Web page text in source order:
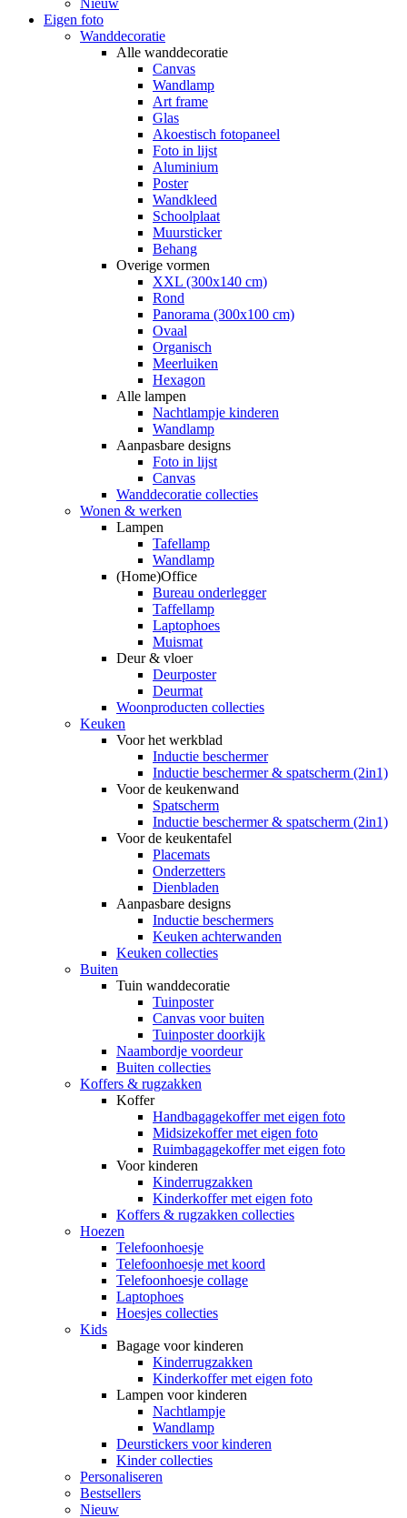
Eigen foto
Wanddecoratie
Alle wanddecoratie
Canvas
Wandlamp
Art frame
Glas
Akoestisch fotopaneel
Foto in lijst
Aluminium
Poster
Wandkleed
Schoolplaat
Muursticker
Behang
Overige vormen
XXL (300x140 cm)
Rond
Panorama (300x100 cm)
Ovaal
Organisch
Meerluiken
Hexagon
Alle lampen
Nachtlampje kinderen
Wandlamp
Aanpasbare designs
Foto in lijst
Canvas
Wanddecoratie collecties
Wonen & werken
Lampen
Tafellamp
Wandlamp
(Home)Office
Bureau onderlegger
Taffellamp
Laptophoes
Muismat
Deur & vloer
Deurposter
Deurmat
Woonproducten collecties
Keuken
Voor het werkblad
Inductie beschermer
Inductie beschermer & spatscherm (2in1)
Voor de keukenwand
Spatscherm
Inductie beschermer & spatscherm (2in1)
Voor de keukentafel
Placemats
Onderzetters
Dienbladen
Aanpasbare designs
Inductie beschermers
Keuken achterwanden
Keuken collecties
Buiten
Tuin wanddecoratie
Tuinposter
Canvas voor buiten
Tuinposter doorkijk
Naambordje voordeur
Buiten collecties
Koffers & rugzakken
Koffer
Handbagagekoffer met eigen foto
Midsizekoffer met eigen foto
Ruimbagagekoffer met eigen foto
Voor kinderen
Kinderrugzakken
Kinderkoffer met eigen foto
Koffers & rugzakken collecties
Hoezen
Telefoonhoesje
Telefoonhoesje met koord
Telefoonhoesje collage
Laptophoes
Hoesjes collecties
Kids
Bagage voor kinderen
Kinderrugzakken
Kinderkoffer met eigen foto
Lampen voor kinderen
Nachtlampje
Wandlamp
Deurstickers voor kinderen
Kinder collecties
Personaliseren
Bestsellers
Nieuw